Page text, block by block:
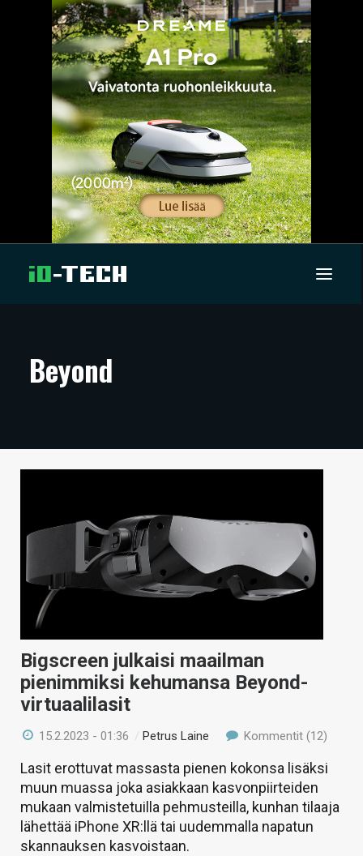
ARTIKKELIT
TECHBBS
KAUPPA
VAIHDA TEEMA
HAKU
Beyond
Bigscreen julkaisi maailman
pienimmiksi kehumansa Beyond-
virtuaalilasit
15.2.2023 - 01:36 /Petrus Laine Kommentit (12)
Lasit erottuvat massasta pienen kokonsa lisäksi
muun muassa joka asiakkaan kasvonpiirteiden
mukaan valmistetuilla pehmusteilla, kunhan tilaaja
lähettää iPhone XR:llä tai uudemmalla napatun
skannauksen kasvoistaan.